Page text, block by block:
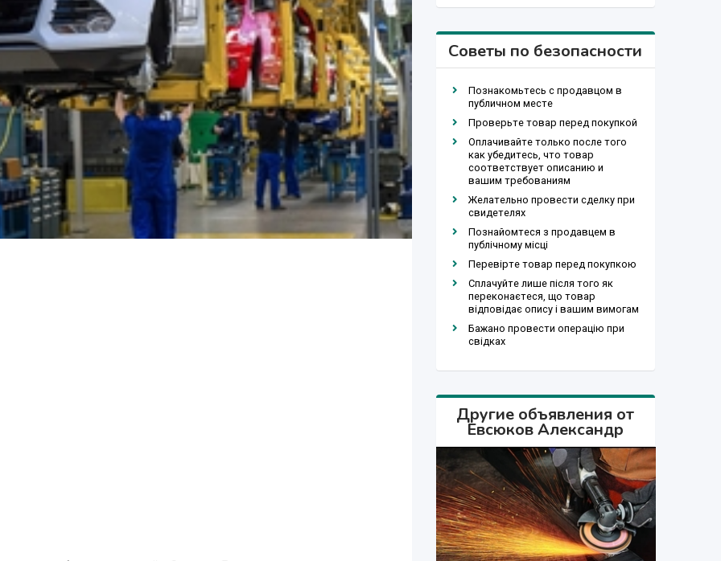
Советы по безопасности
Познакомьтесь с продавцом в
публичном месте
Проверьте товар перед покупкой
Оплачивайте только после того
как убедитесь, что товар
соответствует описанию и
вашим требованиям
Желательно провести сделку при
свидетелях
Познайомтеся з продавцем в
публічному місці
Перевірте товар перед покупкою
Сплачуйте лише після того як
переконаєтеся, що товар
відповідає опису і вашим вимогам
Бажано провести операцію при
свідках
Другие объявления от
Евсюков Александр